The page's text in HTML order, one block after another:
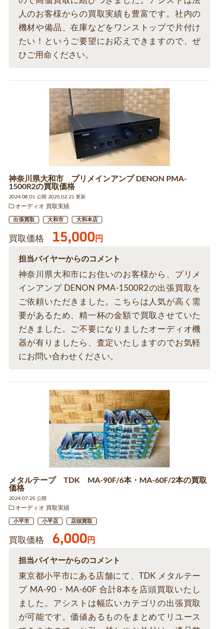
人のお客様からの買取実績も豊富です。社内の
機材や備品、在庫などをワンストップで片付け
たい！というご要望にお応えできますので、ぜ
ひご用命ください。
神奈川県大和市 プリメインアンプ DENON PMA-
1500R2の買取価格
2024.08.01 公開 2025.02.21 更新
オーディオ 買取実績
出張買取 大和市 大和本店
買取価格 15,000円
担当バイヤーからのコメント
神奈川県大和市にお住いのお客様から、プリメ
インアンプ DENON PMA-1500R2の出張買取を
ご依頼いただきました。こちらは人気が高く需
要があるため、精一杯の金額で買取させていた
だきました。ご不要になりましたオーディオ機
器が有りましたら、査定いたしますのでお気軽
にお問い合わせください。
メタルテープ TDK MA-90F/6本・MA-60F/2本の買取
価格
2024.07.25 公開
オーディオ 買取実績
小平市 小平店 店頭買取
買取価格 6,000円
担当バイヤーからのコメント
東京都小平市にある店舗にて、TDK メタルテー
プ MA-90・MA-60F 合計8本を店頭買取いたし
ました。アシストは幅広いカテゴリの出張買取
が可能です。価値あるものをまとめてリユース